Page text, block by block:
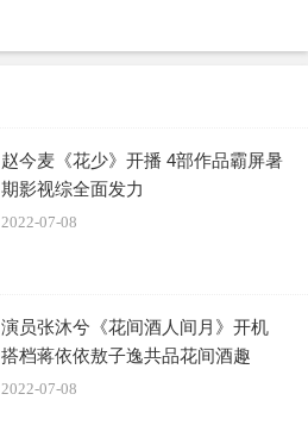
赵今麦《花少》开播 4部作品霸屏暑
期影视综全面发力
2022-07-08
演员张沐兮《花间酒人间月》开机
搭档蒋依依敖子逸共品花间酒趣
2022-07-08